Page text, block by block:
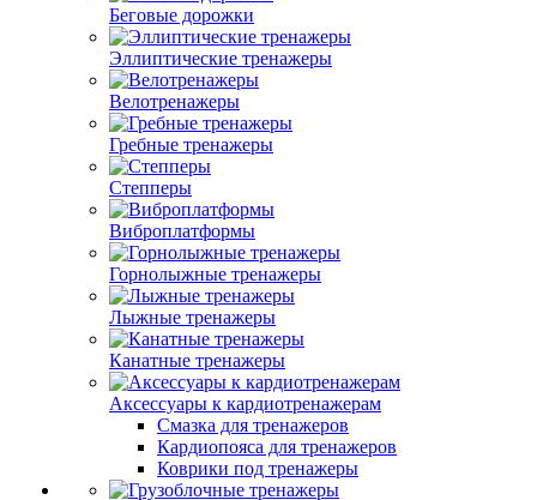
Беговые дорожки
Эллиптические тренажеры
Велотренажеры
Гребные тренажеры
Степперы
Виброплатформы
Горнолыжные тренажеры
Лыжные тренажеры
Канатные тренажеры
Аксессуары к кардиотренажерам
Смазка для тренажеров
Кардиопояса для тренажеров
Коврики под тренажеры